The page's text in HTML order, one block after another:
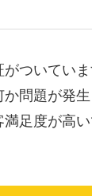
ついてい
問題が発
足度が高